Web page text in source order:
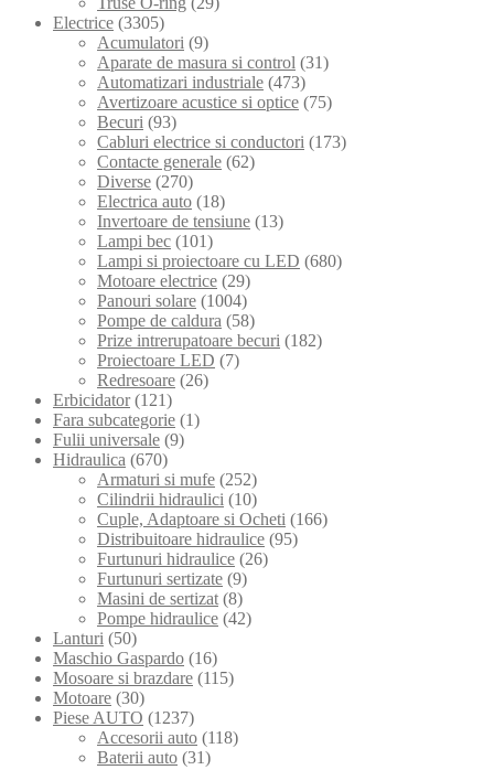
Electrice (3305)
Acumulatori (9)
Aparate de masura si control (31)
Automatizari industriale (473)
Avertizoare acustice si optice (75)
Becuri (93)
Cabluri electrice si conductori (173)
Contacte generale (62)
Diverse (270)
Electrica auto (18)
Invertoare de tensiune (13)
Lampi bec (101)
Lampi si proiectoare cu LED (680)
Motoare electrice (29)
Panouri solare (1004)
Pompe de caldura (58)
Prize intrerupatoare becuri (182)
Proiectoare LED (7)
Redresoare (26)
Erbicidator (121)
Fara subcategorie (1)
Fulii universale (9)
Hidraulica (670)
Armaturi si mufe (252)
Cilindrii hidraulici (10)
Cuple, Adaptoare si Ocheti (166)
Distribuitoare hidraulice (95)
Furtunuri hidraulice (26)
Furtunuri sertizate (9)
Masini de sertizat (8)
Pompe hidraulice (42)
Lanturi (50)
Maschio Gaspardo (16)
Mosoare si brazdare (115)
Motoare (30)
Piese AUTO (1237)
Accesorii auto (118)
Baterii auto (31)